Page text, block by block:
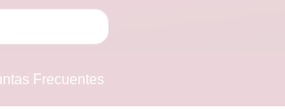
Frecuentes